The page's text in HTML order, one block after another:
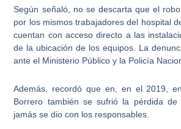
Según señaló, no se descarta que el
por los mismos trabajadores del hospital
cuentan con acceso directo a las
de la ubicación de los equipos. La
ante el Ministerio Público y la Policía
Además, recordó que en, en el 2019,
Borrero también se sufrió la pérdida de
jamás se dio con los responsables.